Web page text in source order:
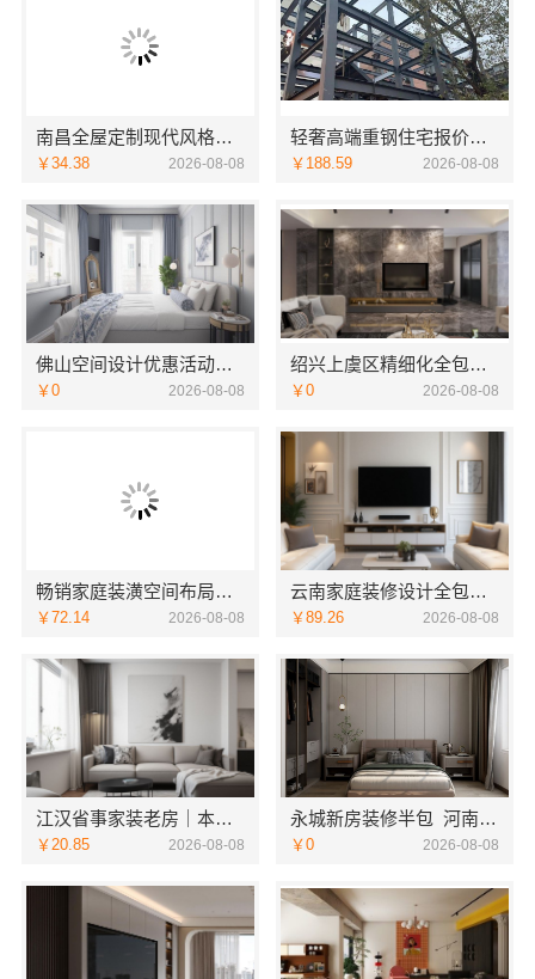
南昌全屋定制现代风格施工队_江西尚宅尚品
￥34.38 2026-08-08
轻奢高端重钢住宅报价，云南晟构建筑建材有限公司
￥188.59 2026-08-08
佛山空间设计优惠活动售后无忧广东鼎饰空间装饰工程有限公司
￥0 2026-08-08
绍兴上虞区精细化全包质量有保障，绍兴卓鑫装饰材料有限公司放心之选
￥0 2026-08-08
畅销家庭装潢空间布局大概报价——浙江乐享新材料有限公司
￥72.14 2026-08-08
云南家庭装修设计全包价格，云南至高新型建材有限公司
￥89.26 2026-08-08
江汉省事家装老房｜本地快装（湖北）科技有限公司老房翻新快速交付服务
￥20.85 2026-08-08
永城新房装修半包_河南璟臻环保建材有限公司透明无增项
￥0 2026-08-08